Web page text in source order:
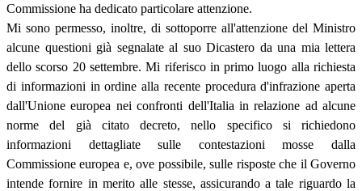
Commissione ha dedicato particolare attenzione.
Mi sono permesso, inoltre, di sottoporre all'attenzione del Ministro
alcune questioni già segnalate al suo Dicastero da una mia lettera
dello scorso 20 settembre. Mi riferisco in primo luogo alla richiesta
di informazioni in ordine alla recente procedura d'infrazione aperta
dall'Unione europea nei confronti dell'Italia in relazione ad alcune
norme del già citato decreto, nello specifico si richiedono
informazioni dettagliate sulle contestazioni mosse dalla
Commissione europea e, ove possibile, sulle risposte che il Governo
intende fornire in merito alle stesse, assicurando a tale riguardo la